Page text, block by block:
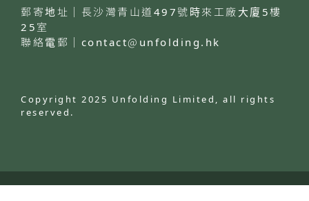
郵寄地址｜長沙灣青山道497號時來工廠大廈5樓
25室
聯絡電郵｜ contact@unfolding.hk
Copyright 2025 Unfolding Limited , all rights
reserved.